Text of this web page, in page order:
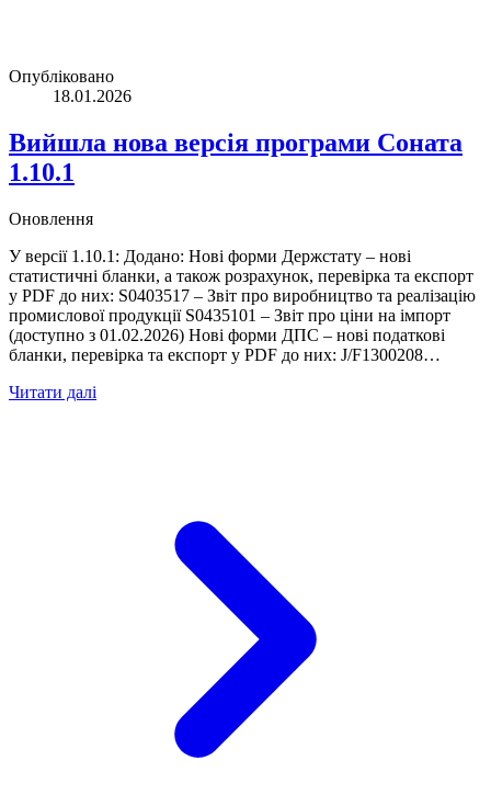
Опубліковано
18.01.2026
Вийшла нова версія програми Соната
1.10.1
Оновлення
У версії 1.10.1: Додано: Нові форми Держстату – нові
статистичні бланки, а також розрахунок, перевірка та експорт
у PDF до них: S0403517 – Звіт про виробництво та реалізацію
промислової продукції S0435101 – Звіт про ціни на імпорт
(доступно з 01.02.2026) Нові форми ДПС – нові податкові
бланки, перевірка та експорт у PDF до них: J/F1300208…
Читати далі